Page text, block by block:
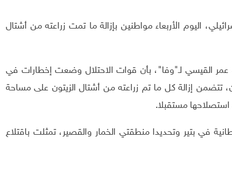
الإسرائيلي، اليوم الأربعاء مواطنين بإزالة ما تمت زراعته من أشتال
عمر القيسي لـ"وفا"، بأن قوات الاحتلال وضعت إخطارات في
تتضمن إزالة كل ما تم زراعته من أشتال الزيتون على مساحة
في بتير وتحديدا منطقتي الخمار والقصير، تمثلت باقتلاع